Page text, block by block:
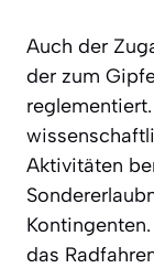
Auch der
der zum
Aktivitäten
das